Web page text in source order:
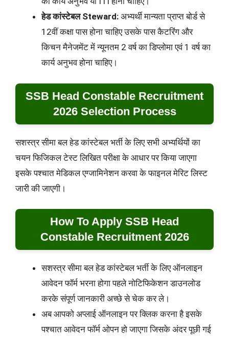
हेड कांस्टेबल Steward: अभ्यर्थी मान्यता प्राप्त बोर्ड से
12वीं कक्षा पास होना चाहिए उसके पास कैटरिंग और
किचन मैनेजमेंट में न्यूनतम 2 वर्ष का डिप्लोमा एवं 1 वर्ष का
कार्य अनुभव होना चाहिए।
SSB Head Constable Recruitment
2026 Selection Process
सशस्त्र सीमा बल हेड कांस्टेबल भर्ती के लिए सभी अभ्यर्थियों का
चयन फिजिकल टेस्ट लिखित परीक्षा के आधार पर किया जाएगा
इसके पश्चात मेडिकल एग्जामिनेशन करवा के फाइनल मेरिट लिस्ट
जारी की जाएगी।
How To Apply SSB Head
Constable Recruitment 2026
सशस्त्र सीमा बल हेड कांस्टेबल भर्ती के लिए ऑनलाइन
आवेदन फॉर्म भरना होगा पहले नोटिफिकेशन डाउनलोड
करके संपूर्ण जानकारी अच्छे से चेक कर ले।
अब आपको अप्लाई ऑनलाइन पर क्लिक करना है इसके
पश्चात आवेदन फॉर्म ओपन हो जाएगा जिसके अंदर पूछी गई